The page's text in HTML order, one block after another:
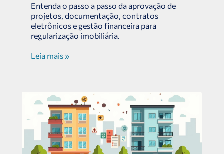
Entenda o passo a passo da aprovação de
projetos, documentação, contratos
eletrônicos e gestão financeira para
regularização imobiliária.
Leia mais »